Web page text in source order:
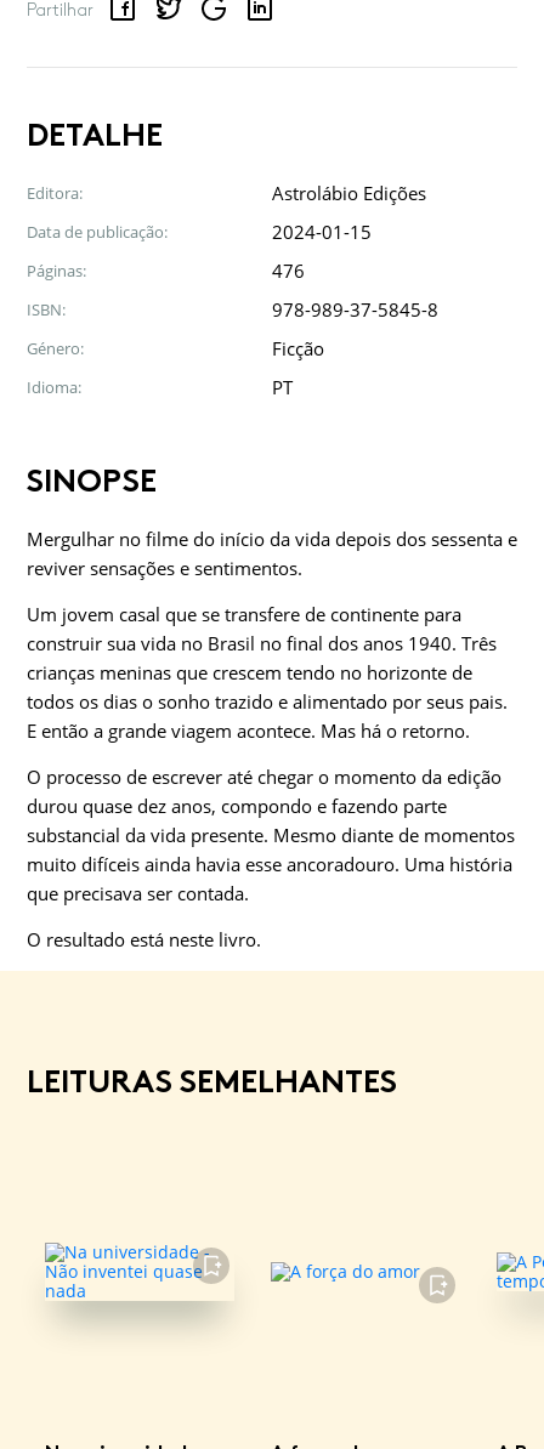
Partilhar
DETALHE
Editora: Astrolábio Edições
Data de publicação: 2024-01-15
Páginas: 476
ISBN: 978-989-37-5845-8
Género: Ficção
Idioma: PT
SINOPSE
Mergulhar no filme do início da vida depois dos sessenta e
reviver sensações e sentimentos.
Um jovem casal que se transfere de continente para
construir sua vida no Brasil no final dos anos 1940. Três
crianças meninas que crescem tendo no horizonte de
todos os dias o sonho trazido e alimentado por seus pais.
E então a grande viagem acontece. Mas há o retorno.
O processo de escrever até chegar o momento da edição
durou quase dez anos, compondo e fazendo parte
substancial da vida presente. Mesmo diante de momentos
muito difíceis ainda havia esse ancoradouro. Uma história
que precisava ser contada.
O resultado está neste livro.
LEITURAS SEMELHANTES
FAVORITO FAVORITO